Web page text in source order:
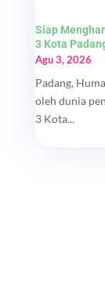
Siap
3 Kota
Agu 3, 2026
Padang,
oleh dunia
3 Kota...